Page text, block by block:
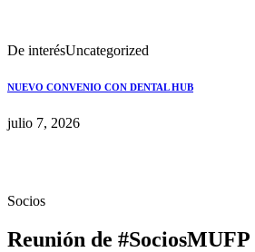
De interésUncategorized
NUEVO CONVENIO CON DENTAL HUB
julio 7, 2026
Socios
Reunión de #SociosMUFP